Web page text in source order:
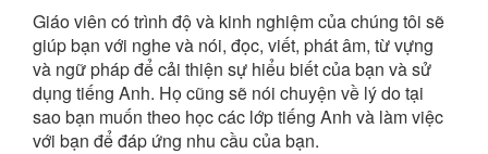
Giáo viên có trình độ và kinh nghiệm của chúng tôi sẽ
giúp bạn với nghe và nói, đọc, viết, phát âm, từ vựng
và ngữ pháp để cải thiện sự hiểu biết của bạn và sử
dụng tiếng Anh. Họ cũng sẽ nói chuyện về lý do tại
sao bạn muốn theo học các lớp tiếng Anh và làm việc
với bạn để đáp ứng nhu cầu của bạn.